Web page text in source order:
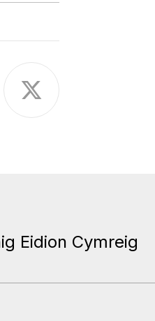
Eidion Cymreig